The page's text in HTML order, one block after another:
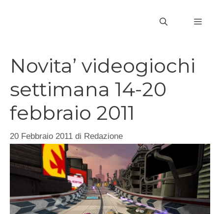
Novita’ videogiochi
settimana 14-20
febbraio 2011
20 Febbraio 2011 di Redazione